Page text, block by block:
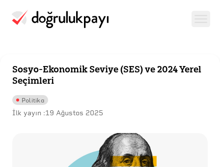
Sosyo-Ekonomik Seviye (SES) ve 2024 Yerel
Seçimleri
Politika
İlk yayın :19 Ağustos 2025